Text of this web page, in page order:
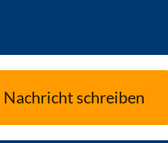
Nachricht schreiben